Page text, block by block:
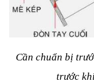
Cần chuẩn bị
trước